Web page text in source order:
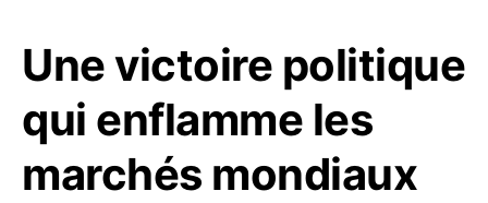
Une victoire politique
qui enflamme les
marchés mondiaux